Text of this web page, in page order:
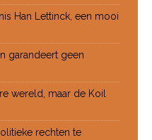
Han Lettinck, een mooi
garandeert geen
wereld, maar de Koil
rechten te